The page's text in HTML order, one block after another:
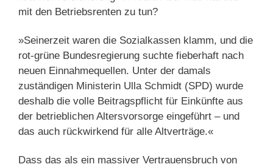
mit den Betriebsrenten zu tun?
»Seinerzeit waren die Sozialkassen klamm, und die
rot-grüne Bundesregierung suchte fieberhaft nach
neuen Einnahmequellen. Unter der damals
zuständigen Ministerin Ulla Schmidt (SPD) wurde
deshalb die volle Beitragspflicht für Einkünfte aus
der betrieblichen Altersvorsorge eingeführt – und
das auch rückwirkend für alle Altverträge.«
Dass das als ein massiver Vertrauensbruch von